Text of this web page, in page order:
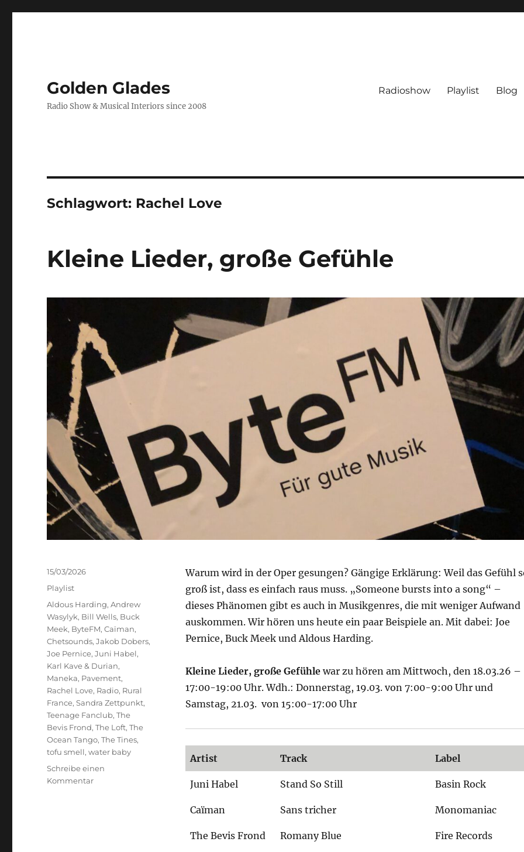
Golden Glades
Radio Show & Musical Interiors since 2008
Radioshow Playlist Blog
Schlagwort: Rachel Love
Kleine Lieder, große Gefühle
Warum wird in der Oper gesungen? Gängige Erklärung: Weil das Gefühl
groß ist, dass es einfach raus muss. „Someone bursts into a song“ –
dieses Phänomen gibt es auch in Musikgenres, die mit weniger Aufwand
auskommen. Wir hören uns heute ein paar Beispiele an. Mit dabei: Joe
Pernice, Buck Meek und Aldous Harding.
Kleine Lieder, große Gefühlewar zu hören am Mittwoch, den 18.03.26 –
17:00-19:00 Uhr. Wdh.: Donnerstag, 19.03. von 7:00-9:00 Uhr und
Samstag, 21.03. von 15:00-17:00 Uhr
Artist Track Label
Juni Habel Stand So Still Basin Rock
Caïman Sans tricher Monomaniac
The Bevis Frond Romany Blue Fire Records
Veröffentlicht
am
15/03/2026
Kategorien
Playlist
Schlagwörter
Aldous Harding,Andrew
Wasylyk, Bill Wells, Buck
Meek, ByteFM,Caïman,
Chetsounds,Jakob Dobers,
Joe Pernice,Juni Habel,
Karl Kave & Durian,
Maneka, Pavement,
Rachel Love, Radio, Rural
France,Sandra Zettpunkt,
Teenage Fanclub,The
Bevis Frond,The Loft,The
Ocean Tango,The Tines,
tofu smell,water baby
Schreibe einen
Kommentarzu